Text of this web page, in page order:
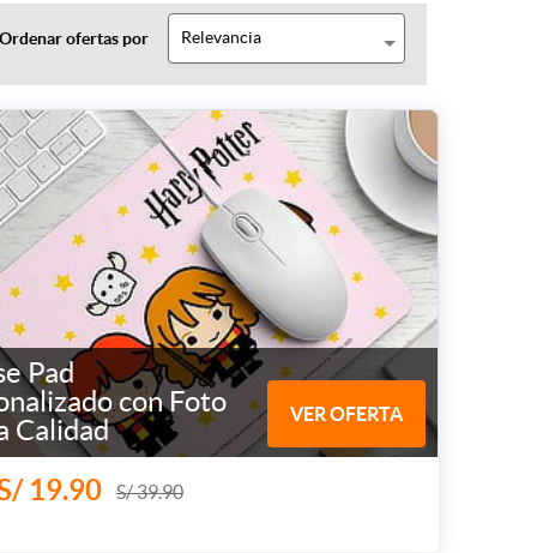
Ordenar ofertas por Relevancia
Pad
con Foto
Calidad
VER OFERTA
19.90 S/ 39.90